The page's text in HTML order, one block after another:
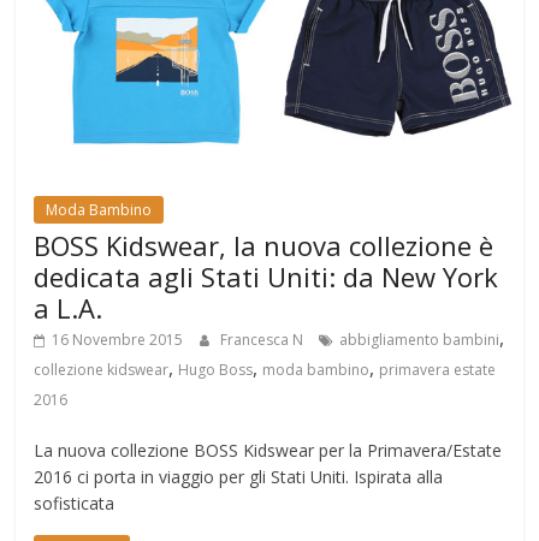
Moda Bambino
BOSS Kidswear, la nuova collezione è
dedicata agli Stati Uniti: da New York
a L.A.
16 Novembre 2015 Francesca N abbigliamento bambini,
collezione kidswear, Hugo Boss, moda bambino, primavera estate
2016
La nuova collezione BOSS Kidswear per la Primavera/Estate
2016 ci porta in viaggio per gli Stati Uniti. Ispirata alla
sofisticata